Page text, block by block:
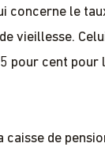
concerne le
vieillesse.
pour cent pour
caisse de